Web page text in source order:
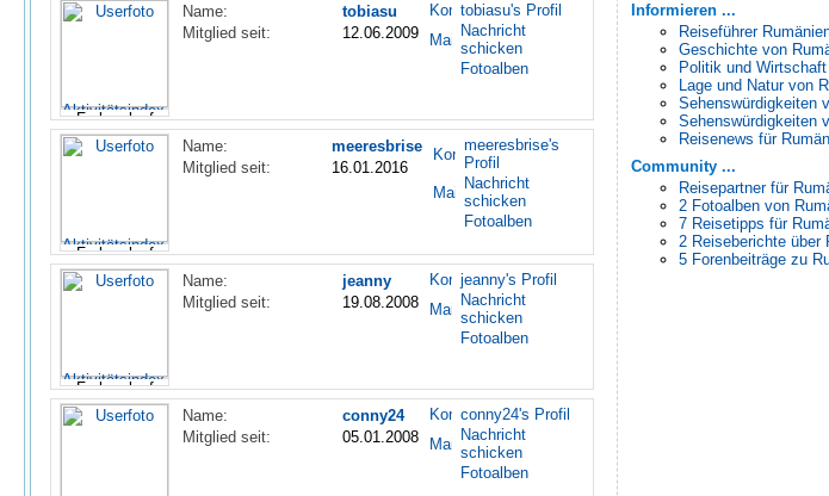
Name:
tobiasu
Mitglied seit:
12.06.2009
tobiasu's Profil
Nachricht
schicken
Fotoalben
Name:
meeresbrise
Mitglied seit:
16.01.2016
meeresbrise's
Profil
Nachricht
schicken
Fotoalben
Name:
jeanny
Mitglied seit:
19.08.2008
jeanny's Profil
Nachricht
schicken
Fotoalben
Name:
conny24
Mitglied seit:
05.01.2008
conny24's Profil
Nachricht
schicken
Fotoalben
Informieren ...
Reiseführer
Geschichte von
Politik und
Lage und Natur von
Sehenswürdigkeiten
Sehenswürdigkeiten
Reisenews für
Community ...
Reisepartner für
2 Fotoalben von
7 Reisetipps für
2 Reiseberichte über
5 Forenbeiträge zu